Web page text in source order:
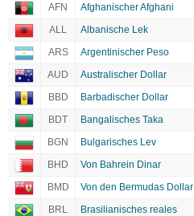
AFN
Afghanischer Afghani
ALL
Albanische Lek
ARS
Argentinischer Peso
AUD
Australischer Dollar
BBD
Barbadischer Dollar
BDT
Bangalisches Taka
BGN
Bulgarisches Lev
BHD
Von Bahrein Dinar
BMD
Von den Bermudas Dollar
BRL
Brasilianisches reales